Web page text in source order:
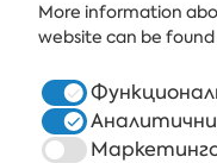
More information
website can be found
Аналитични